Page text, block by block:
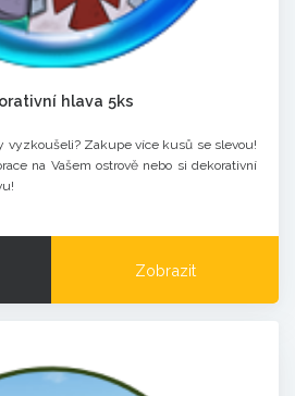
hlava 5ks
vyzkoušeli? Zakupe více kusů se slevou!
na Vašem ostrově nebo si dekorativní
Zobrazit